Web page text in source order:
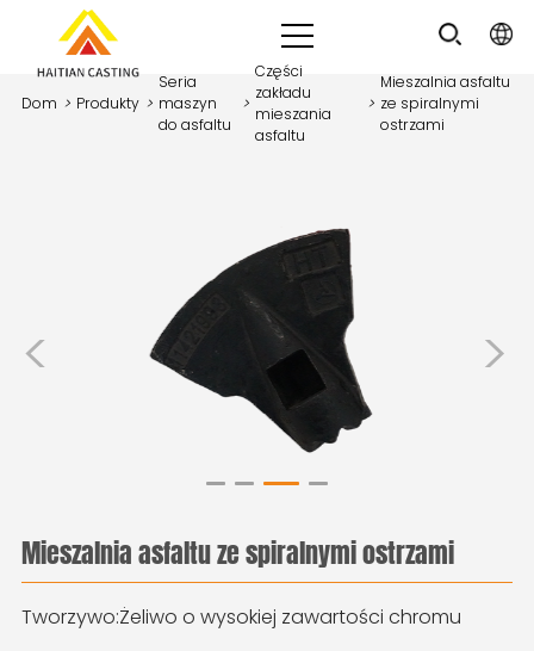
Dom > Produkty >
Seria
maszyn
do asfaltu
>
Części
zakładu
mieszania
asfaltu
>
Mieszalnia asfaltu
ze spiralnymi
ostrzami
>
<
Mieszalnia asfaltu ze spiralnymi ostrzami
Tworzywo:Żeliwo o wysokiej zawartości chromu